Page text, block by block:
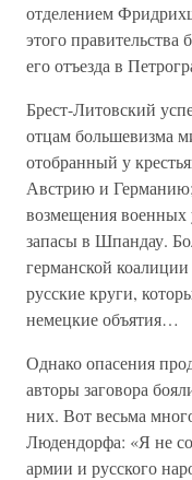
отделением
этого
его отъезда в
Брест-Литовский
отцам большевизма
отобранный у
Австрию и
возмещения военных
запасы в Шпандау.
германской коалиции
русские круги,
немецкие объятия…
Однако опасения
авторы заговора
них. Вот весьма
Людендорфа: «Я не
армии и русского